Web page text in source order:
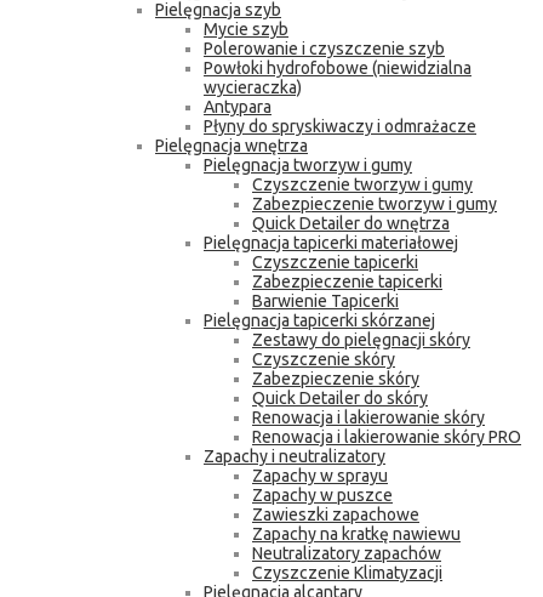
Pielęgnacja szyb
Mycie szyb
Polerowanie i czyszczenie szyb
Powłoki hydrofobowe (niewidzialna
wycieraczka)
Antypara
Płyny do spryskiwaczy i odmrażacze
Pielęgnacja wnętrza
Pielęgnacja tworzyw i gumy
Czyszczenie tworzyw i gumy
Zabezpieczenie tworzyw i gumy
Quick Detailer do wnętrza
Pielęgnacja tapicerki materiałowej
Czyszczenie tapicerki
Zabezpieczenie tapicerki
Barwienie Tapicerki
Pielęgnacja tapicerki skórzanej
Zestawy do pielęgnacji skóry
Czyszczenie skóry
Zabezpieczenie skóry
Quick Detailer do skóry
Renowacja i lakierowanie skóry
Renowacja i lakierowanie skóry PRO
Zapachy i neutralizatory
Zapachy w sprayu
Zapachy w puszce
Zawieszki zapachowe
Zapachy na kratkę nawiewu
Neutralizatory zapachów
Czyszczenie Klimatyzacji
Pielęgnacja alcantary